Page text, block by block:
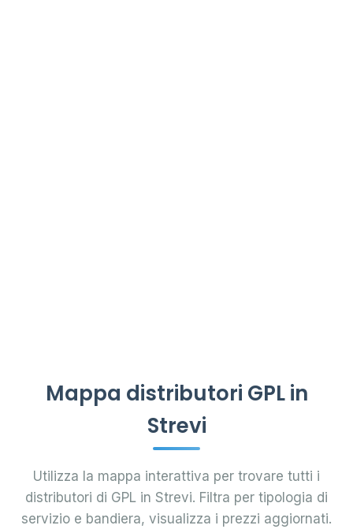
Mappa distributori GPL in
Strevi
Utilizza la mappa interattiva per trovare tutti i
distributori di GPL in Strevi. Filtra per tipologia di
servizio e bandiera, visualizza i prezzi aggiornati.